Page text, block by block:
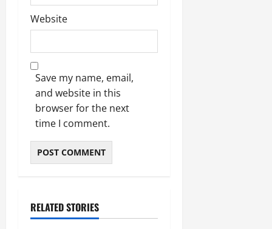
Website
Save my name, email,
and website in this
browser for the next
time I comment.
RELATED STORIES